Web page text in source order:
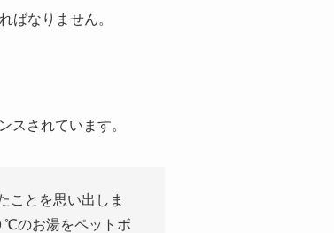
ばなりません。
スされています。
ことを思い出しま
℃のお湯をペットボ